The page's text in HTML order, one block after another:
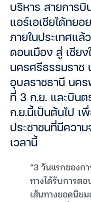
บริหาร สายการบิ
แอร์เอเชียได้ทยอ
ภายในประเทศแล้
ดอนเมือง สู่ เชีย
นครศรีธรรมราช
อุบลราชธานี นค
ที่ 3 ก.ย. และบิน
ก.ย.นี้เป็นต้นไป เ
ประชาชนที่มีความ
เวลานี้
“3 วันแรกของก
ทางได้รับการต
เส้นทางยอดนิยม